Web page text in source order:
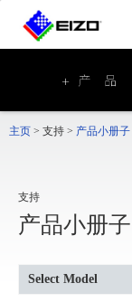
主页 > 支持 > 产品小册子
支持
产品小册子
Select Model